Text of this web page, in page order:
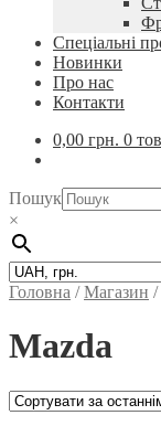
Спеціальні
Новинки
Про нас
Контакти
0,00 грн. 0
Пошук
×
Головна /Магазин /
Mazda